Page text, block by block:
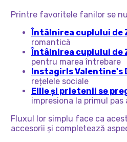
Printre favoritele fanilor se
Întâlnirea cuplului
romantică
Întâlnirea cuplului
pentru marea întrebare
Instagirls Valentine's
rețelele sociale
Ellie și prietenii se
impresiona la primul pas
Fluxul lor simplu face ca
accesorii și completează